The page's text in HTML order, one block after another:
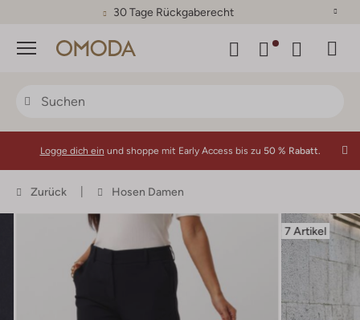
30 Tage Rückgaberecht
Menü
Logge dich ein und shoppe mit Early Access bis zu 50 % Rabatt.
Zurück Hosen Damen
7 Artikel